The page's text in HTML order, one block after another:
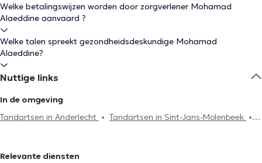
Welke betalingswijzen worden door zorgverlener Mohamad
Alaeddine aanvaard ?
Welke talen spreekt gezondheidsdeskundige Mohamad
Alaeddine?
Nuttige links
In de omgeving
Tandartsen in Anderlecht
Tandartsen in Sint-Jans-Molenbeek
Relevante diensten